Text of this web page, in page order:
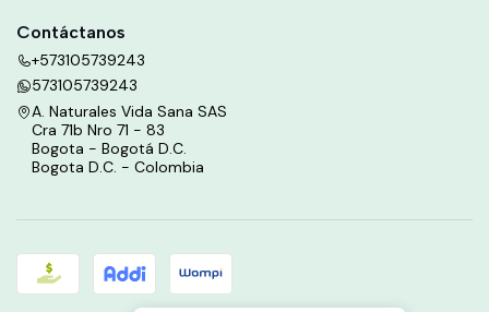
Contáctanos
+573105739243
573105739243
A. Naturales Vida Sana SAS
Cra 71b Nro 71 - 83
Bogota - Bogotá D.C.
Bogota D.C. - Colombia